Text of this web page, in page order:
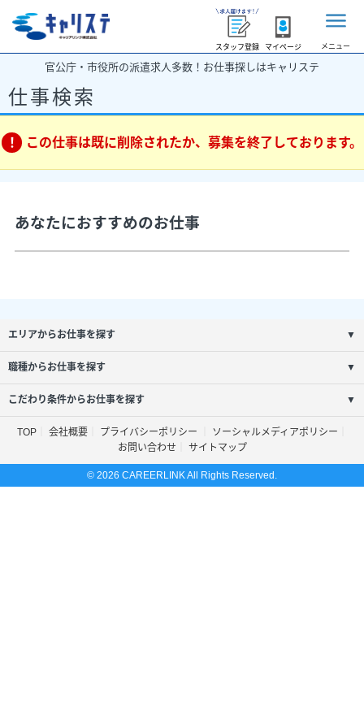
スタッフ登録 マイページ メニュー
官公庁・市役所の派遣求人多数！お仕事探しはキャリステ
仕事検索
この仕事は既に削除されたか、募集を終了しております。
あなたにおすすめのお仕事
エリアからお仕事を探す ▼
職種からお仕事を探す ▼
こだわり条件からお仕事を探す ▼
TOP 会社概要 プライバシーポリシー
ソーシャルメディアポリシー
お問い合わせ
サイトマップ
© 2026 CAREERLINK All Rights Reserved.